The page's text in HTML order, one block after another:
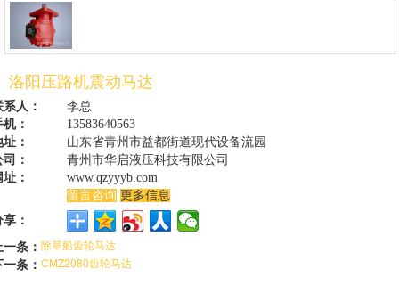
洛阳压路机震动马达
系人：
李总
：
13583640563
：
山东省青州市益都街道现代设备流园
：
青州市华启液压科技有限公司
：
www.qzyyyb.com
留言咨询 更多信息
：
条： 除草船齿轮马达
条： CMZ2080齿轮马达